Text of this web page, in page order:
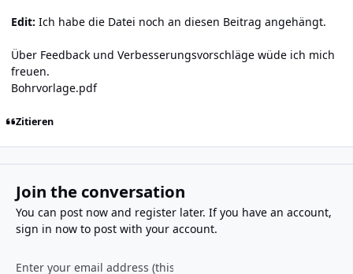
Edit: Ich habe die Datei noch an diesen Beitrag angehängt.
Über Feedback und Verbesserungsvorschläge wüde ich mich
freuen.
Bohrvorlage.pdf
Zitieren
Join the conversation
You can post now and register later. If you have an account,
sign in nowto post with your account.